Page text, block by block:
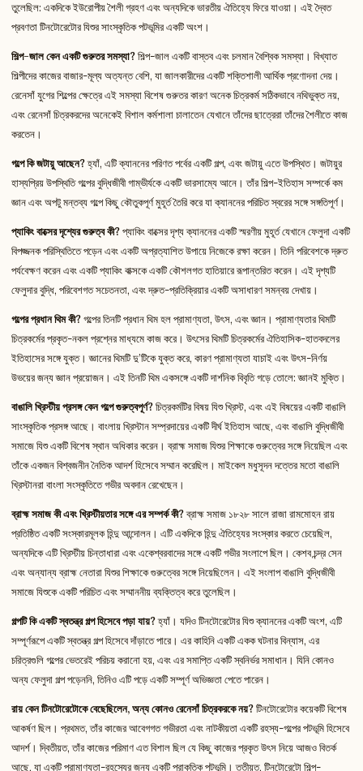
তুলেছিল: একদিকে ইউরোপীয় শৈলী গ্রহণ এবং অন্যদিকে ভারতীয় ঐতিহ্যে ফিরে যাওয়া। এই দ্বৈত
প্রবণতা টিনটোরেটোর যিশুর সাংস্কৃতিক পটভূমির একটি অংশ।
শিল্প-জাল কেন একটি গুরুতর সমস্যা?শিল্প-জাল একটি বাস্তব এবং চলমান বৈশ্বিক সমস্যা। বিখ্যাত
শিল্পীদের কাজের বাজার-মূল্য অত্যন্ত বেশি, যা জালকারীদের একটি শক্তিশালী আর্থিক প্রণোদনা দেয়।
রেনেসাঁ যুগের শিল্পের ক্ষেত্রে এই সমস্যা বিশেষ গুরুতর কারণ অনেক চিত্রকর্ম সঠিকভাবে নথিভুক্ত নয়,
এবং রেনেসাঁ চিত্রকরদের অনেকেই বিশাল কর্মশালা চালাতেন যেখানে তাঁদের ছাত্রেরা তাঁদের শৈলীতে কাজ
করতেন।
গল্পে কি জটায়ু আছেন?হ্যাঁ, এটি ক্যাননের পরিণত পর্বের একটি গল্প, এবং জটায়ু এতে উপস্থিত। জটায়ুর
হাস্যপ্রিয় উপস্থিতি গল্পের বুদ্ধিজীবী গাম্ভীর্যকে একটি ভারসাম্যে আনে। তাঁর শিল্প-ইতিহাস সম্পর্কে কম
জ্ঞান এবং অপটু মন্তব্য গল্পে কিছু কৌতুকপূর্ণ মুহূর্ত তৈরি করে যা ক্যাননের পরিচিত স্বরের সঙ্গে সঙ্গতিপূর্ণ।
প্যাকিং বাক্সের দৃশ্যের গুরুত্ব কী?প্যাকিং বাক্সের দৃশ্য ক্যাননের একটি স্মরণীয় মুহূর্ত যেখানে ফেলুদা একটি
বিপজ্জনক পরিস্থিতিতে পড়েন এবং একটি অপ্রত্যাশিত উপায়ে নিজেকে রক্ষা করেন। তিনি পরিবেশকে দ্রুত
পর্যবেক্ষণ করেন এবং একটি প্যাকিং বাক্সকে একটি কৌশলগত হাতিয়ারে রূপান্তরিত করেন। এই দৃশ্যটি
ফেলুদার বুদ্ধি, পরিবেশগত সচেতনতা, এবং দ্রুত-প্রতিক্রিয়ার একটি অসাধারণ সমন্বয় দেখায়।
গল্পের প্রধান থিম কী?গল্পের তিনটি প্রধান থিম হল প্রামাণ্যতা, উৎস, এবং জ্ঞান। প্রামাণ্যতার থিমটি
চিত্রকর্মের প্রকৃত-নকল প্রশ্নের মাধ্যমে কাজ করে। উৎসের থিমটি চিত্রকর্মের ঐতিহাসিক-হাতবদলের
ইতিহাসের সঙ্গে যুক্ত। জ্ঞানের থিমটি দু’টিকে যুক্ত করে, কারণ প্রামাণ্যতা যাচাই এবং উৎস-নির্ণয়
উভয়ের জন্য জ্ঞান প্রয়োজন। এই তিনটি থিম একসঙ্গে একটি দার্শনিক বিবৃতি গড়ে তোলে: জ্ঞানই মুক্তি।
বাঙালি খ্রিস্টীয় প্রসঙ্গ কেন গল্পে গুরুত্বপূর্ণ?চিত্রকর্মটির বিষয় যিশু খ্রিস্ট, এবং এই বিষয়ের একটি বাঙালি
সাংস্কৃতিক প্রসঙ্গ আছে। বাংলায় খ্রিস্টান সম্প্রদায়ের একটি দীর্ঘ ইতিহাস আছে, এবং বাঙালি বুদ্ধিজীবী
সমাজে যিশু একটি বিশেষ স্থান অধিকার করেন। ব্রাহ্ম সমাজ যিশুর শিক্ষাকে গুরুত্বের সঙ্গে নিয়েছিল এবং
তাঁকে একজন বিশ্বজনীন নৈতিক আদর্শ হিসেবে সম্মান করেছিল। মাইকেল মধুসূদন দত্তের মতো বাঙালি
খ্রিস্টানরা বাংলা সংস্কৃতিতে গভীর অবদান রেখেছেন।
ব্রাহ্ম সমাজ কী এবং খ্রিস্টীয়তার সঙ্গে এর সম্পর্ক কী?ব্রাহ্ম সমাজ ১৮২৮ সালে রাজা রামমোহন রায়
প্রতিষ্ঠিত একটি সংস্কারমূলক হিন্দু আন্দোলন। এটি একদিকে হিন্দু ঐতিহ্যের সংস্কার করতে চেয়েছিল,
অন্যদিকে এটি খ্রিস্টীয় চিন্তাধারা এবং একেশ্বরবাদের সঙ্গে একটি গভীর সংলাপে ছিল। কেশব চন্দ্র সেন
এবং অন্যান্য ব্রাহ্ম নেতারা যিশুর শিক্ষাকে গুরুত্বের সঙ্গে নিয়েছিলেন। এই সংলাপ বাঙালি বুদ্ধিজীবী
সমাজে যিশুকে একটি পরিচিত এবং সম্মাননীয় ব্যক্তিত্ব করে তুলেছিল।
গল্পটি কি একটি স্বতন্ত্র গল্প হিসেবে পড়া যায়?হ্যাঁ। যদিও টিনটোরেটোর যিশু ক্যাননের একটি অংশ, এটি
সম্পূর্ণরূপে একটি স্বতন্ত্র গল্প হিসেবে দাঁড়াতে পারে। এর কাহিনি একটি একক ঘটনার বিন্যাস, এর
চরিত্রগুলি গল্পের ভেতরেই পরিচয় করানো হয়, এবং এর সমাপ্তি একটি স্বনির্ভর সমাধান। যিনি কোনও
অন্য ফেলুদা গল্প পড়েননি, তিনিও এটি পড়ে একটি সম্পূর্ণ অভিজ্ঞতা পেতে পারেন।
রায় কেন টিনটোরেটোকে বেছেছিলেন, অন্য কোনও রেনেসাঁ চিত্রকরকে নয়?টিনটোরেটোর কয়েকটি বিশেষ
আকর্ষণ ছিল। প্রথমত, তাঁর কাজের আবেগগত গভীরতা এবং নাটকীয়তা একটি রহস্য-গল্পের পটভূমি হিসেবে
আদর্শ। দ্বিতীয়ত, তাঁর কাজের পরিমাণ এত বিশাল ছিল যে কিছু কাজের প্রকৃত উৎস নিয়ে আজও বিতর্ক
আছে, যা একটি প্রামাণ্যতা-রহস্যের জন্য একটি প্রাকৃতিক পটভূমি। তৃতীয়ত, টিনটোরেটো শিল্প-